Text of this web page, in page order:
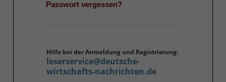
Passwort vergessen?
Hilfe bei der Anmeldung und Registrierung:
leserservice@deutsche-
wirtschafts-nachrichten.de